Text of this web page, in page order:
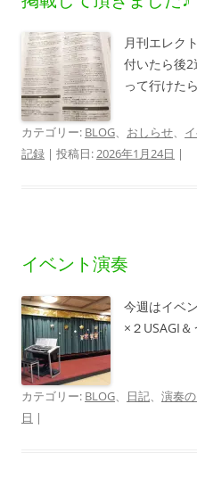
月刊エレク
付いたら後
って行けた
カテゴリー: BLOG、 おしらせ、
記録 | 投稿日:2026年1月24日 |
イベント演奏
今週はイベ
×２USAGI
カテゴリー: BLOG、 日記、 演奏
日 |